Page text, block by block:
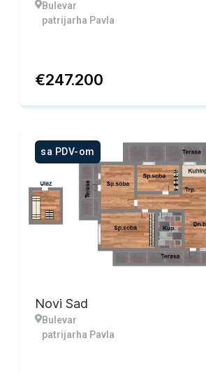
Bulevar
patrijarha Pavla
€247.200
sa PDV-om
Novi Sad
Bulevar
patrijarha Pavla